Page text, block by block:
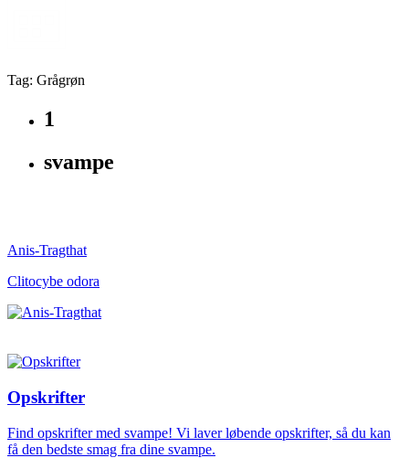
Tag: Grågrøn
1
svampe
Anis-Tragthat
Clitocybe odora
Opskrifter
Find opskrifter med svampe! Vi laver løbende opskrifter, så du kan
få den bedste smag fra dine svampe.